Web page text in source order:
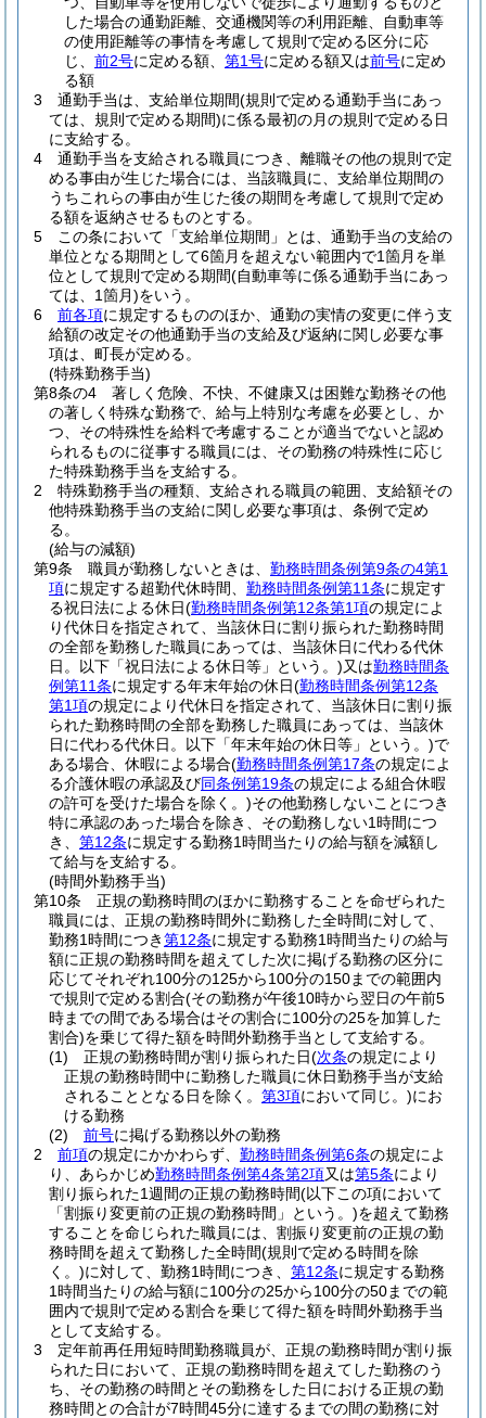
した場合の通勤距離、交通機関等の利用距離、自動車等
の使用距離等の事情を考慮して規則で定める区分に応
じ、 前2号に定める額、 第1号に定める額又は前号に定め
る額
3
通勤手当は、支給単位期間(規則で定める通勤手当にあっ
ては、規則で定める期間)に係る最初の月の規則で定める日
に支給する。
4
通勤手当を支給される職員につき、離職その他の規則で定
める事由が生じた場合には、当該職員に、支給単位期間の
うちこれらの事由が生じた後の期間を考慮して規則で定め
る額を返納させるものとする。
5
この条において「支給単位期間」とは、通勤手当の支給の
単位となる期間として6箇月を超えない範囲内で1箇月を単
位として規則で定める期間(自動車等に係る通勤手当にあっ
ては、1箇月)をいう。
6
前各項に規定するもののほか、通勤の実情の変更に伴う支
給額の改定その他通勤手当の支給及び返納に関し必要な事
項は、町長が定める。
(特殊勤務手当)
第8条の4
著しく危険、不快、不健康又は困難な勤務その他
の著しく特殊な勤務で、給与上特別な考慮を必要とし、か
つ、その特殊性を給料で考慮することが適当でないと認め
られるものに従事する職員には、その勤務の特殊性に応じ
た特殊勤務手当を支給する。
2
特殊勤務手当の種類、支給される職員の範囲、支給額その
他特殊勤務手当の支給に関し必要な事項は、条例で定め
る。
(給与の減額)
第9条
職員が勤務しないときは、 勤務時間条例第9条の4第1
項に規定する超勤代休時間、 勤務時間条例第11条に規定す
る祝日法による休日(勤務時間条例第12条第1項の規定によ
り代休日を指定されて、当該休日に割り振られた勤務時間
の全部を勤務した職員にあっては、当該休日に代わる代休
日。以下「祝日法による休日等」という。)又は勤務時間条
例第11条に規定する年末年始の休日(勤務時間条例第12条
第1項の規定により代休日を指定されて、当該休日に割り振
られた勤務時間の全部を勤務した職員にあっては、当該休
日に代わる代休日。以下「年末年始の休日等」という。)で
ある場合、休暇による場合(勤務時間条例第17条の規定によ
る介護休暇の承認及び同条例第19条の規定による組合休暇
の許可を受けた場合を除く。)その他勤務しないことにつき
特に承認のあった場合を除き、その勤務しない1時間につ
き、 第12条に規定する勤務1時間当たりの給与額を減額し
て給与を支給する。
(時間外勤務手当)
第10条
正規の勤務時間のほかに勤務することを命ぜられた
職員には、正規の勤務時間外に勤務した全時間に対して、
勤務1時間につき第12条に規定する勤務1時間当たりの給与
額に正規の勤務時間を超えてした次に掲げる勤務の区分に
応じてそれぞれ100分の125から100分の150までの範囲内
で規則で定める割合(その勤務が午後10時から翌日の午前5
時までの間である場合はその割合に100分の25を加算した
割合)を乗じて得た額を時間外勤務手当として支給する。
(1)
正規の勤務時間が割り振られた日(次条の規定により
正規の勤務時間中に勤務した職員に休日勤務手当が支給
されることとなる日を除く。 第3項において同じ。)にお
ける勤務
(2)
前号に掲げる勤務以外の勤務
2
前項の規定にかかわらず、 勤務時間条例第6条の規定によ
り、あらかじめ勤務時間条例第4条第2項又は第5条により
割り振られた1週間の正規の勤務時間(以下この項において
「割振り変更前の正規の勤務時間」という。)を超えて勤務
することを命じられた職員には、割振り変更前の正規の勤
務時間を超えて勤務した全時間(規則で定める時間を除
く。)に対して、勤務1時間につき、 第12条に規定する勤務
1時間当たりの給与額に100分の25から100分の50までの範
囲内で規則で定める割合を乗じて得た額を時間外勤務手当
として支給する。
3
定年前再任用短時間勤務職員が、正規の勤務時間が割り振
られた日において、正規の勤務時間を超えてした勤務のう
ち、その勤務の時間とその勤務をした日における正規の勤
務時間との合計が7時間45分に達するまでの間の勤務に対